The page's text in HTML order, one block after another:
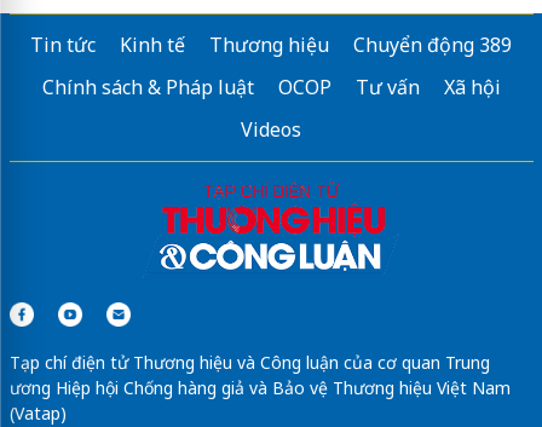
Tin tức Kinh tế Thương hiệu
Chuyển động 389
Chính sách & Pháp luật
OCOP Tư vấn
Xã hội
Videos
Tạp chí điện tử Thương hiệu và Công luận của cơ quan Trung
ương Hiệp hội Chống hàng giả và Bảo vệ Thương hiệu Việt Nam
(Vatap)